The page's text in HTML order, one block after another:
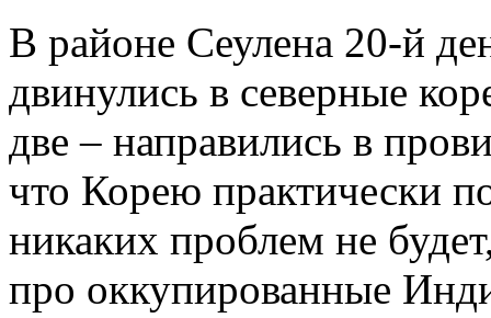
В районе Сеулена 20-й
двинулись в северные
две – направились в
что Корею практически
никаких проблем не
про оккупированные